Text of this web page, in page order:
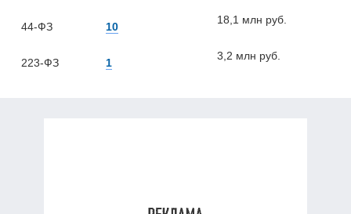
44-ФЗ 10
18,1 млн руб.
223-ФЗ 1
3,2 млн руб.